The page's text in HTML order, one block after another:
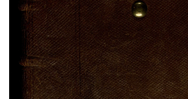
Caesarius,Homiliae, sec. XV ; ms.
Antoninus Florentinus,Tractatus de
Tractatus de defectibus missae.
Excommunicationes ex Summa, sec.